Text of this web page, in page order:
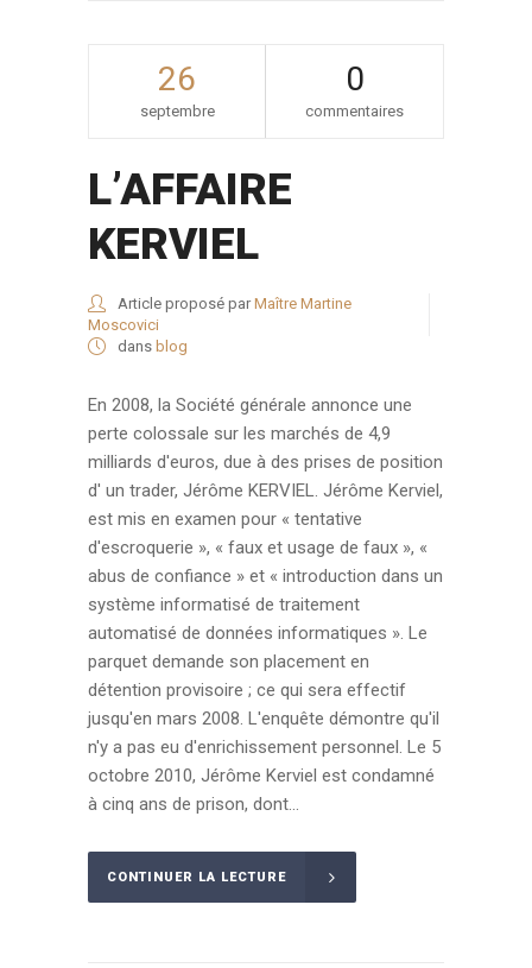
26
septembre
0
commentaires
L’AFFAIRE
KERVIEL
Article proposé par Maître Martine
Moscovici
dans blog
En 2008, la Société générale annonce une
perte colossale sur les marchés de 4,9
milliards d'euros, due à des prises de position
d' un trader, Jérôme KERVIEL. Jérôme Kerviel,
est mis en examen pour « tentative
d'escroquerie », « faux et usage de faux », «
abus de confiance » et « introduction dans un
système informatisé de traitement
automatisé de données informatiques ». Le
parquet demande son placement en
détention provisoire ; ce qui sera effectif
jusqu'en mars 2008. L'enquête démontre qu'il
n'y a pas eu d'enrichissement personnel. Le 5
octobre 2010, Jérôme Kerviel est condamné
à cinq ans de prison, dont...
CONTINUER LA LECTURE